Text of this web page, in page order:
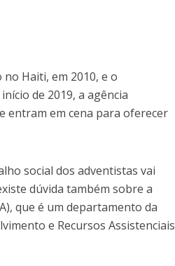
Haiti, em 2010, e o
de 2019, a agência
entram em cena para oferecer
social dos adventistas vai
dúvida também sobre a
que é um departamento da
e Recursos Assistenciais